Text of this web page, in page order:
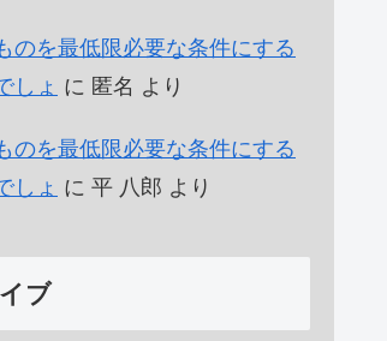
のを最低限必要な条件にする
しょ に 匿名 より
のを最低限必要な条件にする
しょ に 平 八郎 より
ブ